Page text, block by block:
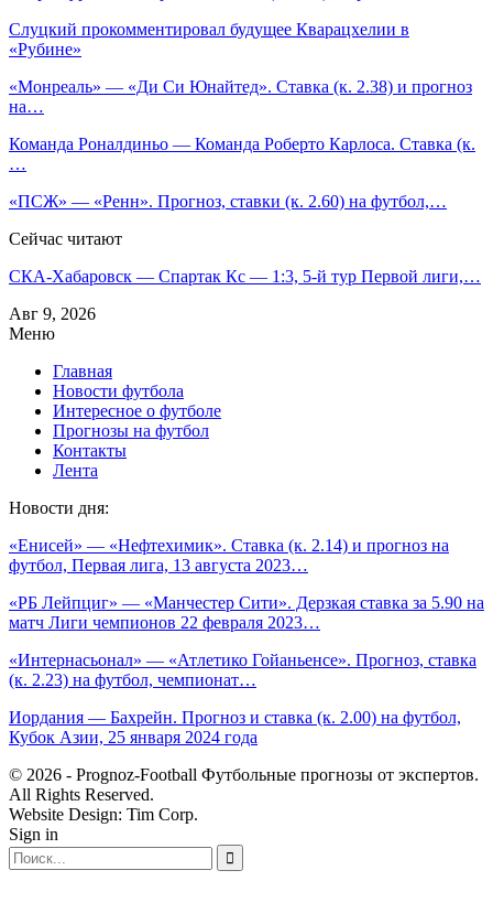
Слуцкий прокомментировал будущее Кварацхелии в
«Рубине»
«Монреаль» — «Ди Си Юнайтед». Ставка (к. 2.38) и прогноз
на…
Команда Роналдиньо — Команда Роберто Карлоса. Ставка (к.
…
«ПСЖ» — «Ренн». Прогноз, ставки (к. 2.60) на футбол,…
Сейчас читают
СКА-Хабаровск — Спартак Кс — 1:3, 5-й тур Первой лиги,…
Авг 9, 2026
Меню
Главная
Новости футбола
Интересное о футболе
Прогнозы на футбол
Контакты
Лента
Новости дня:
«Енисей» — «Нефтехимик». Ставка (к. 2.14) и прогноз на
футбол, Первая лига, 13 августа 2023…
«РБ Лейпциг» — «Манчестер Сити». Дерзкая ставка за 5.90 на
матч Лиги чемпионов 22 февраля 2023…
«Интернасьонал» — «Атлетико Гойаньенсе». Прогноз, ставка
(к. 2.23) на футбол, чемпионат…
Иордания — Бахрейн. Прогноз и ставка (к. 2.00) на футбол,
Кубок Азии, 25 января 2024 года
© 2026 - Prognoz-Football Футбольные прогнозы от экспертов.
All Rights Reserved.
Website Design: Tim Corp.
Sign in